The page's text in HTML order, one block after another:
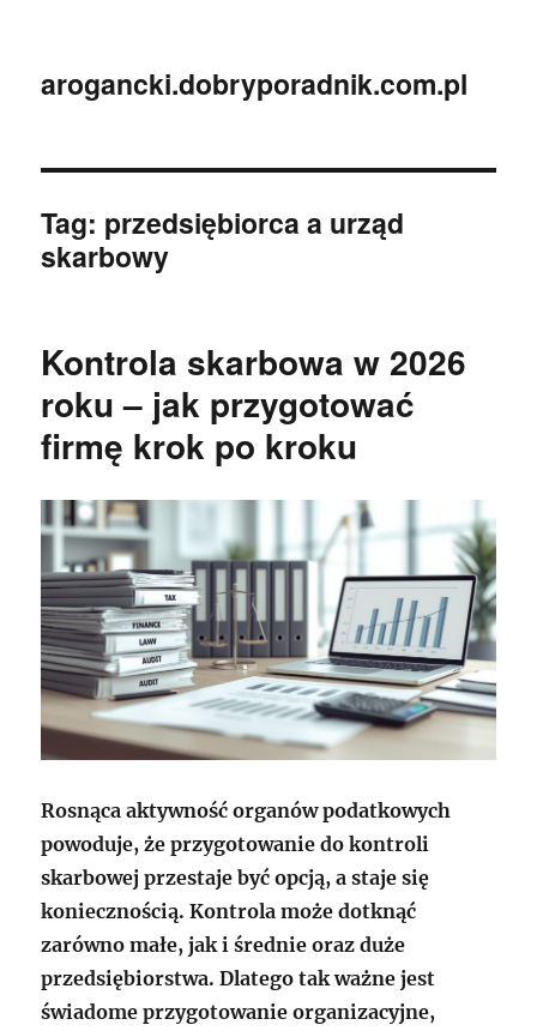
arogancki.dobryporadnik.com.pl
Tag: przedsiębiorca a urząd
skarbowy
Kontrola skarbowa w 2026
roku – jak przygotować
firmę krok po kroku
Rosnąca aktywność organów podatkowych
powoduje, że przygotowanie do kontroli
skarbowej przestaje być opcją, a staje się
koniecznością. Kontrola może dotknąć
zarówno małe, jak i średnie oraz duże
przedsiębiorstwa. Dlatego tak ważne jest
świadome przygotowanie organizacyjne,